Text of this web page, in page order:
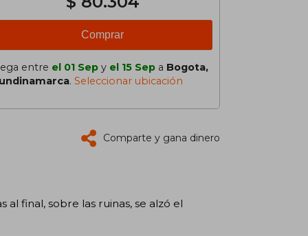
Comprar
entre el 01 Sep y el 15 Sep a Bogota,
. Seleccionar ubicación
Comparte y gana dinero
al final, sobre las ruinas, se alzó el